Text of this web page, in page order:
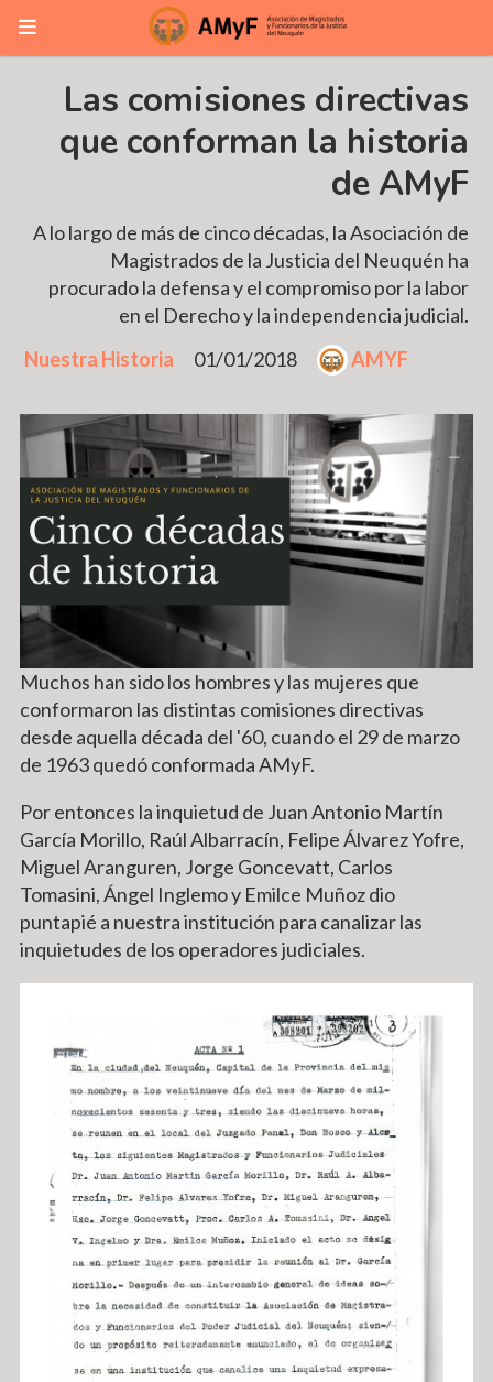
Las comisiones directivas
que conforman la historia
de AMyF
A lo largo de más de cinco décadas, la Asociación de
Magistrados de la Justicia del Neuquén ha
procurado la defensa y el compromiso por la labor
en el Derecho y la independencia judicial.
Nuestra Historia
01/01/2018 AMYF
Muchos han sido los hombres y las mujeres que
conformaron las distintas comisiones directivas
desde aquella década del '60, cuando el 29 de marzo
de 1963 quedó conformada AMyF.
Por entonces la inquietud de Juan Antonio Martín
García Morillo, Raúl Albarracín, Felipe Álvarez Yofre,
Miguel Aranguren, Jorge Goncevatt, Carlos
Tomasini, Ángel Inglemo y Emilce Muñoz dio
puntapié a nuestra institución para canalizar las
inquietudes de los operadores judiciales.